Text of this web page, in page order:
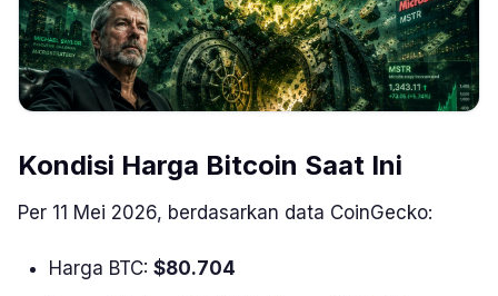
Kondisi Harga Bitcoin Saat Ini
Per 11 Mei 2026, berdasarkan data CoinGecko:
Harga BTC: $80.704